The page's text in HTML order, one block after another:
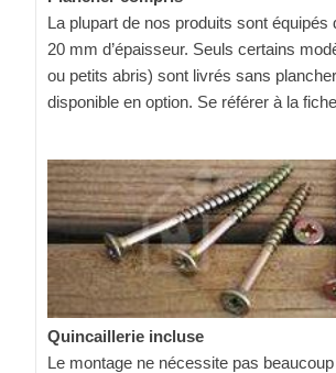
La plupart de nos produits sont équipés
20 mm d’épaisseur. Seuls certains
ou petits abris) sont livrés sans
disponible en option. Se référer à la
Quincaillerie incluse
Le montage ne nécessite pas